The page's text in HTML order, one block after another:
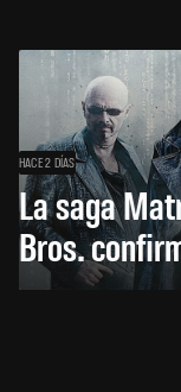
HACE 2 DÍAS
La saga
Bros.